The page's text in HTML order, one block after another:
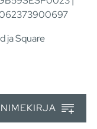
ja Square